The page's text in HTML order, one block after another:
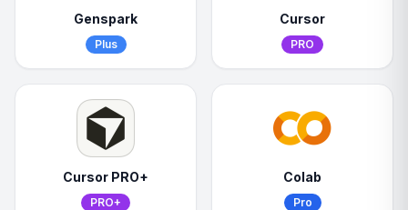
Genspark
Plus
Cursor
PRO
Cursor PRO+
PRO+
Colab
Pro